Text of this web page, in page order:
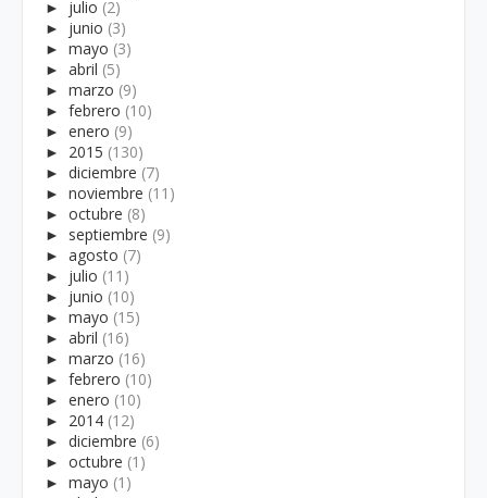
► julio (2)
► junio (3)
► mayo (3)
► abril (5)
► marzo (9)
► febrero (10)
► enero (9)
► 2015 (130)
► diciembre (7)
► noviembre (11)
► octubre (8)
► septiembre (9)
► agosto (7)
► julio (11)
► junio (10)
► mayo (15)
► abril (16)
► marzo (16)
► febrero (10)
► enero (10)
► 2014 (12)
► diciembre (6)
► octubre (1)
► mayo (1)